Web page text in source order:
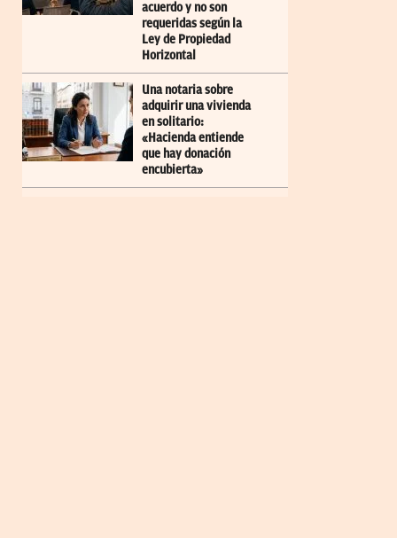
acuerdo y no son
requeridas según la
Ley de Propiedad
Horizontal
Una notaria sobre
adquirir una vivienda
en solitario:
«Hacienda entiende
que hay donación
encubierta»